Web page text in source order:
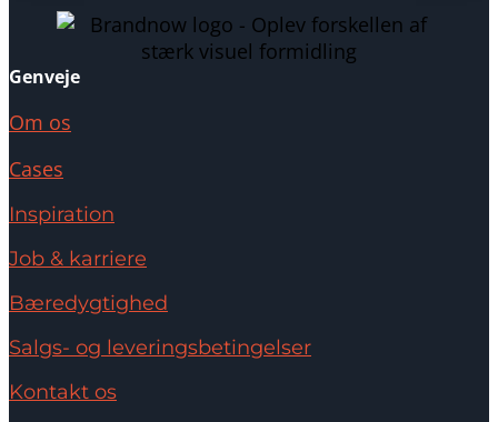
Genveje
Om os
Cases
Inspiration
Job & karriere
Bæredygtighed
Salgs- og leveringsbetingelser
Kontakt os